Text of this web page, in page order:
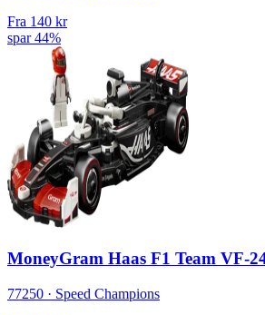
Fra 140 kr
spar 44%
MoneyGram Haas F1 Team VF-
77250 · Speed Champions